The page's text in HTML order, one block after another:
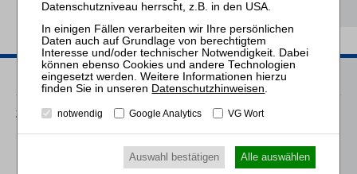
Passende Seminare
25.08.2026
Praktiker-Webinar Vom Listenplatz zur Zulassung – Das neue
Berufsrecht der Insolvenzverwalter
Datenschutzhinweisen.
notwendig Google Analytics VG Wort
Auswahl bestätigen Alle auswählen